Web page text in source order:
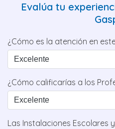
Evalúa tu
¿Cómo es la atención en
¿Cómo calificarías a los
Las Instalaciones Escolares